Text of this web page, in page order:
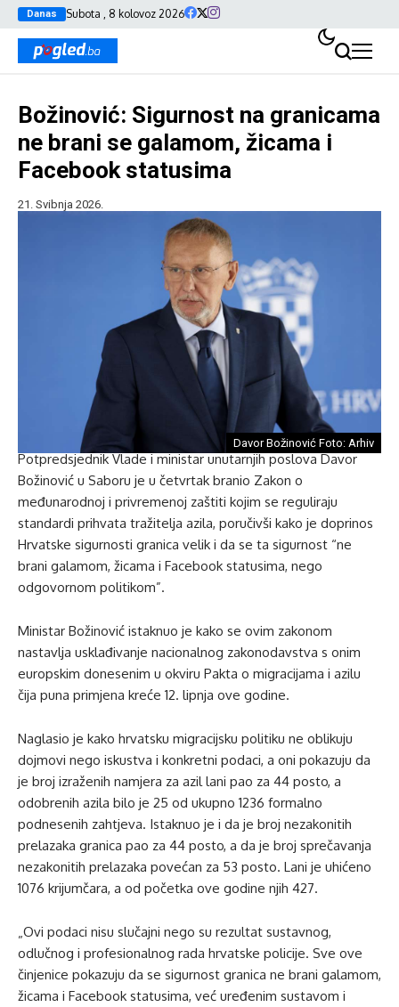
Danas Subota , 8 kolovoz 2026
Božinović: Sigurnost na granicama
ne brani se galamom, žicama i
Facebook statusima
21. Svibnja 2026.
Davor Božinović Foto: Arhiv
Potpredsjednik Vlade i ministar unutarnjih poslova Davor
Božinović u Saboru je u četvrtak branio Zakon o
međunarodnoj i privremenoj zaštiti kojim se reguliraju
standardi prihvata tražitelja azila, poručivši kako je doprinos
Hrvatske sigurnosti granica velik i da se ta sigurnost “ne
brani galamom, žicama i Facebook statusima, nego
odgovornom politikom”.
Ministar Božinović istaknuo je kako se ovim zakonom
nastavlja usklađivanje nacionalnog zakonodavstva s onim
europskim donesenim u okviru Pakta o migracijama i azilu
čija puna primjena kreće 12. lipnja ove godine.
Naglasio je kako hrvatsku migracijsku politiku ne oblikuju
dojmovi nego iskustva i konkretni podaci, a oni pokazuju da
je broj izraženih namjera za azil lani pao za 44 posto, a
odobrenih azila bilo je 25 od ukupno 1236 formalno
podnesenih zahtjeva. Istaknuo je i da je broj nezakonitih
prelazaka granica pao za 44 posto, a da je broj sprečavanja
nezakonitih prelazaka povećan za 53 posto. Lani je uhićeno
1076 krijumčara, a od početka ove godine njih 427.
„Ovi podaci nisu slučajni nego su rezultat sustavnog,
odlučnog i profesionalnog rada hrvatske policije. Sve ove
činjenice pokazuju da se sigurnost granica ne brani galamom,
žicama i Facebook statusima, već uređenim sustavom i